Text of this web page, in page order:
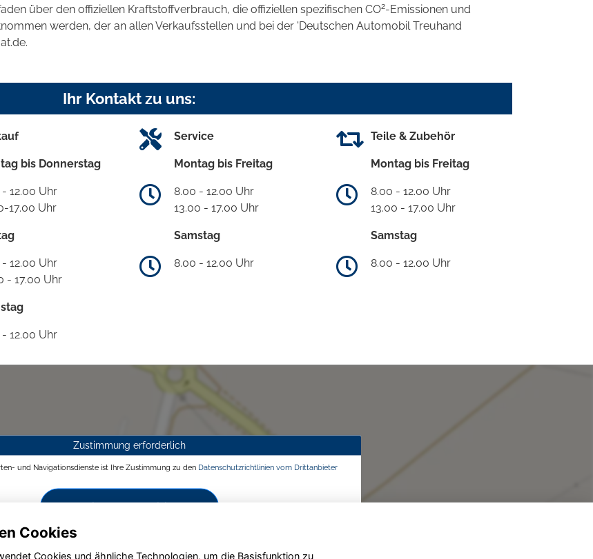
über den offiziellen Kraftstoffverbrauch, die offiziellen spezifischen CO2-Emissionen und
werden, der an allen Verkaufsstellen und bei der 'Deutschen Automobil Treuhand
Ihr Kontakt zu uns:
bis Donnerstag
12.00 Uhr
17.00 Uhr
12.00 Uhr
- 17.00 Uhr
12.00 Uhr
Service
Montag bis Freitag
8.00 - 12.00 Uhr
13.00 - 17.00 Uhr
Samstag
8.00 - 12.00 Uhr
Teile & Zubehör
Montag bis Freitag
8.00 - 12.00 Uhr
13.00 - 17.00 Uhr
Samstag
8.00 - 12.00 Uhr
Zustimmung erforderlich
und Navigationsdienste ist Ihre Zustimmung zu den Datenschutzrichtlinien vom Drittanbieter
Zustimmen und aktivieren
Cookies
Cookies und ähnliche Technologien, um die Basisfunktion zu